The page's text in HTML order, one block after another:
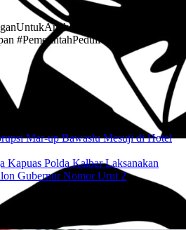
#PemerintahPeduli
Mar-up Bawaslu Mesuji di Hotel
Kapuas Polda Kalbar Laksanakan
Gubernur Nomor Urut 2